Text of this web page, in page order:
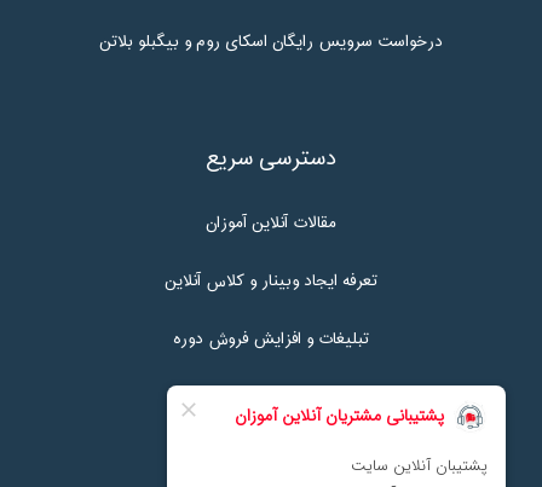
درخواست سرویس رایگان اسکای روم و بیگبلو بلاتن
دسترسی سریع
مقالات آنلاین آموزان
تعرفه ایجاد وبینار و کلاس آنلاین
تبلیغات و افزایش فروش دوره